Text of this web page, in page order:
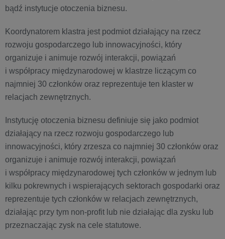
bądź instytucje otoczenia biznesu.
Koordynatorem klastra jest podmiot działający na rzecz
rozwoju gospodarczego lub innowacyjności, który
organizuje i animuje rozwój interakcji, powiązań
i współpracy międzynarodowej w klastrze liczącym co
najmniej 30 członków oraz reprezentuje ten klaster w
relacjach zewnętrznych.
Instytucję otoczenia biznesu definiuje się jako podmiot
działający na rzecz rozwoju gospodarczego lub
innowacyjności, który zrzesza co najmniej 30 członków oraz
organizuje i animuje rozwój interakcji, powiązań
i współpracy międzynarodowej tych członków w jednym lub
kilku pokrewnych i wspierających sektorach gospodarki oraz
reprezentuje tych członków w relacjach zewnętrznych,
działając przy tym non-profit lub nie działając dla zysku lub
przeznaczając zysk na cele statutowe.